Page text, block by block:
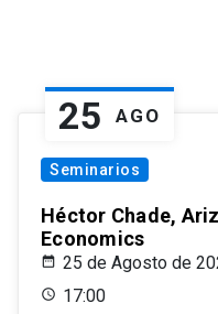
25 AGO
Seminarios
Héctor Chade,
Economics
25 de Agosto de
17:00